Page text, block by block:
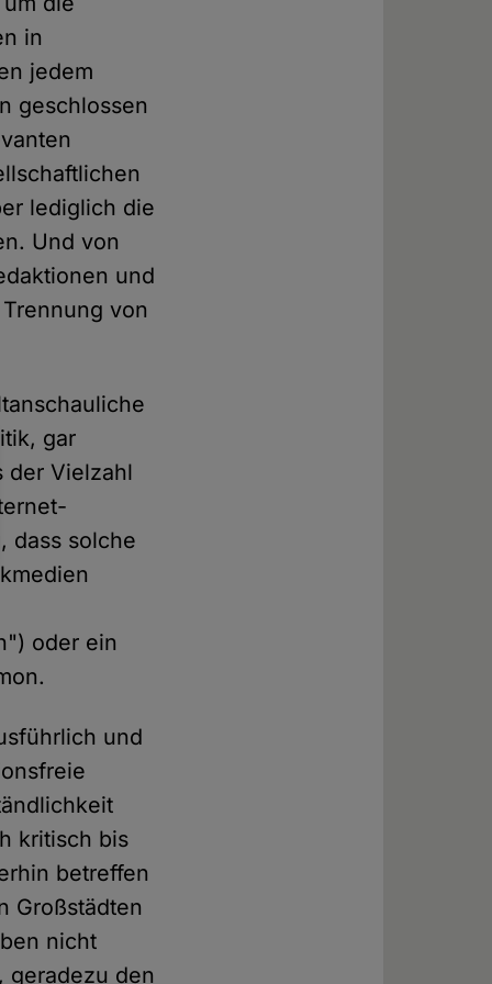
in
jedem
geschlossen
lediglich die
Und von
und
von
gar
der Vielzahl
dass solche
oder ein
und
kritisch bis
betreffen
Großstädten
nicht
geradezu den